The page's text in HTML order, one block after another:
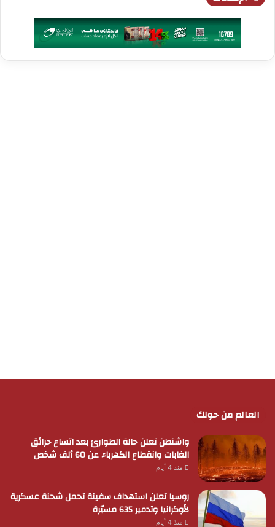
العالم من حولك
واشنطن تعلن حالة الطوارئ بعد اتساع حرائق
الغابات وانقطاع الكهرباء عن 60 ألف شخص
منذ 4 أيام
روسيا تعلن استهداف سفينة تحمل شحنة عسكرية
لأوكرانيا وتدمير 635 مسيّرة
منذ 4 أيام